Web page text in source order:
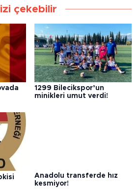
çekebilir
1299 Bilecikspor’un
minikleri umut verdi!
Anadolu transferde hız
kesmiyor!